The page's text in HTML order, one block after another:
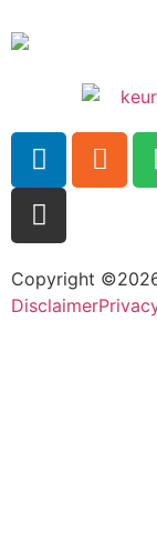
Copyright
Disclaimer